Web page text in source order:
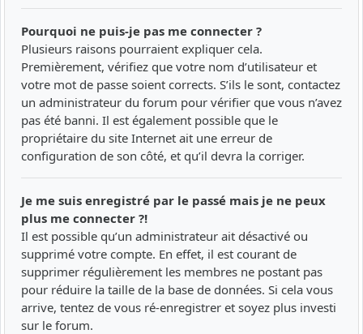
Pourquoi ne puis-je pas me connecter ?
Plusieurs raisons pourraient expliquer cela.
Premièrement, vérifiez que votre nom d’utilisateur et
votre mot de passe soient corrects. S’ils le sont, contactez
un administrateur du forum pour vérifier que vous n’avez
pas été banni. Il est également possible que le
propriétaire du site Internet ait une erreur de
configuration de son côté, et qu’il devra la corriger.
Je me suis enregistré par le passé mais je ne peux
plus me connecter ?!
Il est possible qu’un administrateur ait désactivé ou
supprimé votre compte. En effet, il est courant de
supprimer régulièrement les membres ne postant pas
pour réduire la taille de la base de données. Si cela vous
arrive, tentez de vous ré-enregistrer et soyez plus investi
sur le forum.